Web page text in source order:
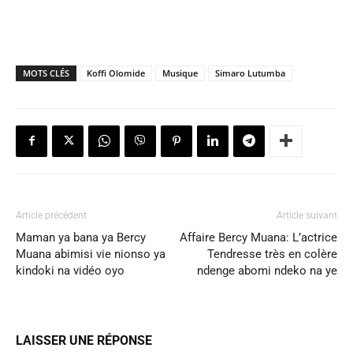
MOTS CLÉS Koffi Olomide Musique Simaro Lutumba
Article précédent
Maman ya bana ya Bercy
Muana abimisi vie nionso ya
kindoki na vidéo oyo
Article suivant
Affaire Bercy Muana: L’actrice
Tendresse très en colère
ndenge abomi ndeko na ye
LAISSER UNE RÉPONSE